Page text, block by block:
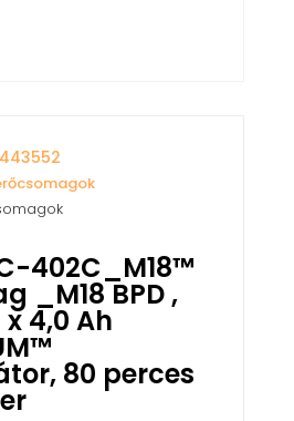
402C_M18™
_M18 BPD ,
x 4,0 Ah
80 perces